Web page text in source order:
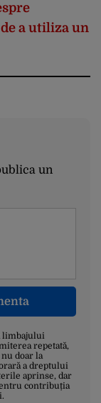
a utiliza un
un
limbajului
repetată,
doar la
a dreptului
aprinse, dar
contribuția